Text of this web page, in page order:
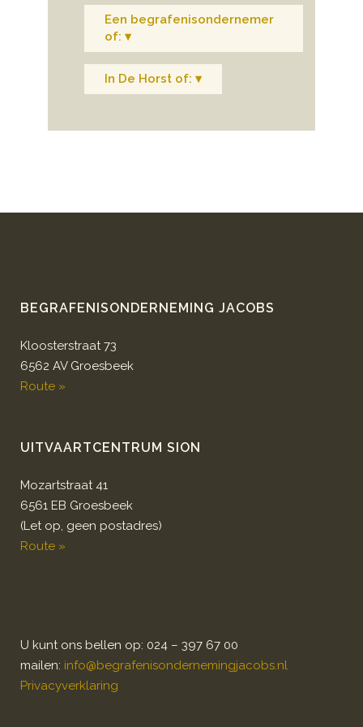
Een begrafenisondernemer
of: ▾
In De Horst of: ▾
BEGRAFENISONDERNEMING JACOBS
Kloosterstraat 73
6562 AV Groesbeek
Route »
UITVAARTCENTRUM SION
Mozartstraat 41
6561 EB Groesbeek
(Let op, geen postadres)
Route »
U kunt ons bellen op: 024 – 397 67 00
mailen: info@begrafenisondernemingjacobs.nl
Privacyverklaring